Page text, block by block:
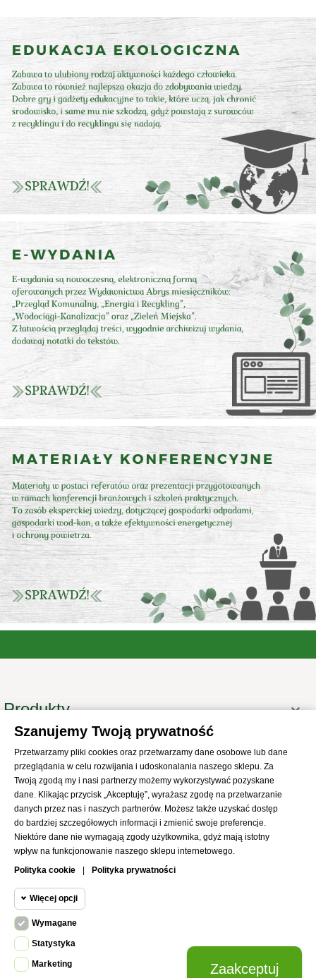
Produkty 
Informacje
Twoje konto 
Informacje o sklepie
Szanujemy Twoją prywatność
Przetwarzamy pliki cookies oraz przetwarzamy dane osobowe lub dane
przeglądania w celu rozwijania i udoskonalania naszego sklepu. Za
Twoją zgodą my i nasi partnerzy możemy wykorzystywać pozyskane
dane. Klikając przycisk „Akceptuję”, wyrażasz zgodę na przetwarzanie
danych przez nas i naszych partnerów. Możesz także uzyskać dostęp
do bardziej szczegółowych informacji i zmienić swoje preferencje.
Niektóre dane nie wymagają zgody użytkownika, gdyż mają istotny
wpływ na funkcjonowanie naszego sklepu internetowego.
Polityka cookie
Polityka prywatności
Więcej opcji
Wymagane
Wymagane pliki cookie oraz cookie
HttpOnly. Pliki cookie wymagane do
Cookie
Wymagane
Statystyka
Marketing Zaakceptuj
© 2021SKLEP AbrysAll Rights Reserved